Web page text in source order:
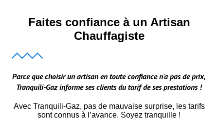
Faites confiance à un Artisan
Chauffagiste
Parce que choisir un artisan en toute confiance n'a pas de prix,
Tranquili-Gaz informe ses clients du tarif de ses prestations !
Avec Tranquili-Gaz, pas de mauvaise surprise, les tarifs
sont connus à l’avance. Soyez tranquille !